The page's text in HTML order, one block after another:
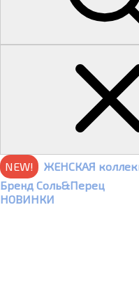
NEW!
ЖЕНСКАЯ
Бренд Соль&Перец
НОВИНКИ